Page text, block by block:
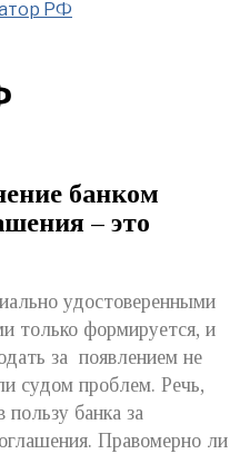
банком
– это
удостоверенными
только формируется, и
за появлением не
судом проблем. Речь,
банка за
Правомерно ли